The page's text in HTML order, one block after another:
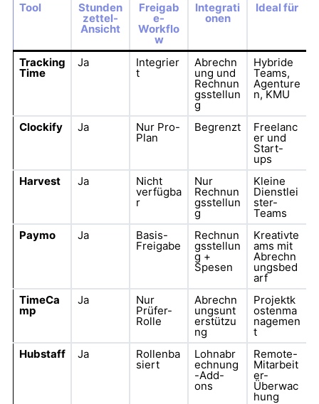
Tool Stunden
zettel-
Ansicht
Freigab
e-
Workflo
w
Integrati
onen
Ideal für
Tracking
Time
Ja Integrier
t
Abrechn
ung und
Rechnun
gsstellun
g
Hybride
Teams,
Agenture
n, KMU
Clockify Ja Nur Pro-
Plan
Begrenzt Freelanc
er und
Start-
ups
Harvest
Ja Nicht
verfügba
r
Nur
Rechnun
gsstellun
g
Kleine
Dienstlei
ster-
Teams
Paymo
Ja Basis-
Freigabe
Rechnun
gsstellun
g +
Spesen
Kreativte
ams mit
Abrechn
ungsbed
arf
TimeCa
mp
Ja Nur
Prüfer-
Rolle
Abrechn
ungsunt
erstützu
ng
Projektk
ostenma
nagemen
t
Hubstaff
Ja Rollenba
siert
Lohnabr
echnung
-Add-
ons
Remote-
Mitarbeit
er-
Überwac
hung